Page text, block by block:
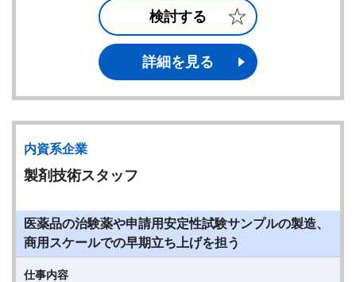
検討する
詳細を見る
内資系企業
製剤技術スタッフ
医薬品の治験薬や申請用安定性試験サンプルの製造、
商用スケールでの早期立ち上げを担う
仕事内容